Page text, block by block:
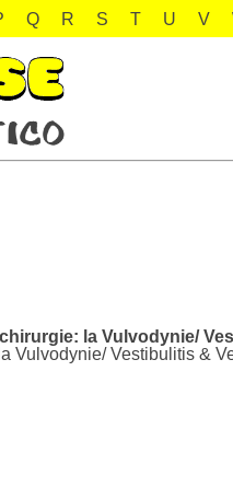
Q R S T U V
la Vulvodynie/
Vulvodynie/ Vestibulitis &